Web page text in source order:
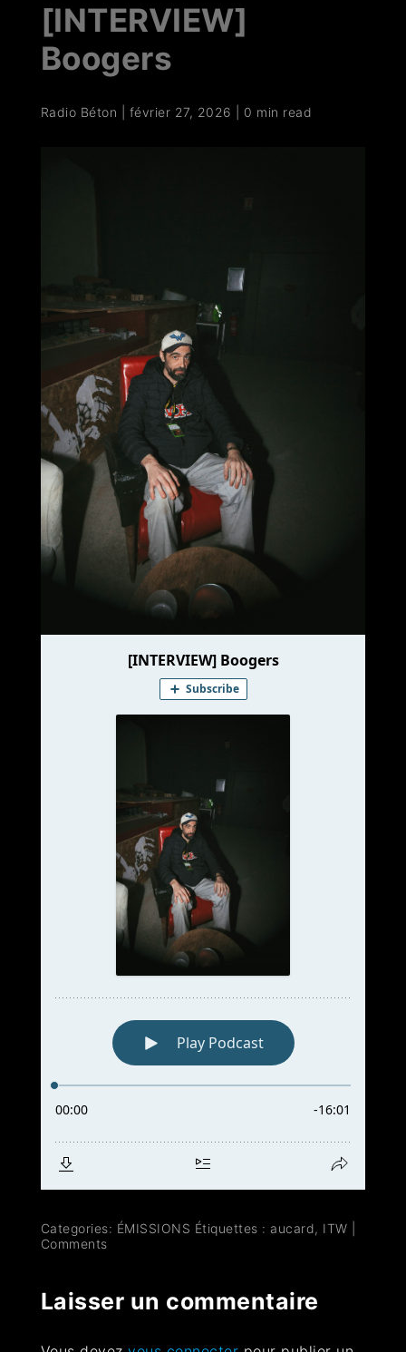
[INTERVIEW]
Boogers
Radio Béton février 27, 2026 0 min read
Categories: ÉMISSIONS Étiquettes : aucard, ITW
Comments
Laisser un commentaire